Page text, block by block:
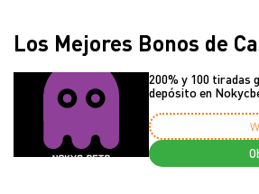
Los Mejores Bonos de
200% y 100 tiradas
depósito en